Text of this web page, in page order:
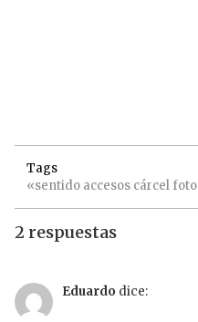
Tags
«sentido accesos cárcel foto
2 respuestas
Eduardo dice: